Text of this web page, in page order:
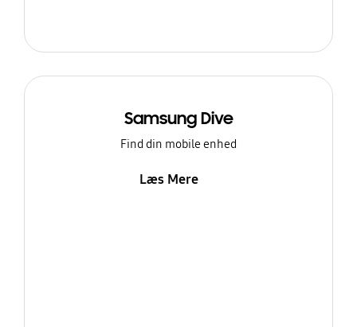
Samsung Dive
Find din mobile enhed
Læs Mere